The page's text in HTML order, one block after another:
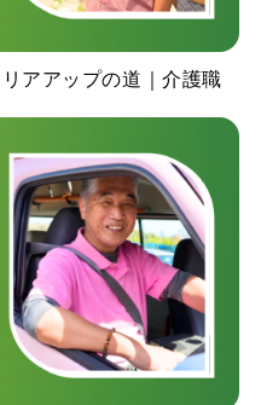
アアップの道｜介護職